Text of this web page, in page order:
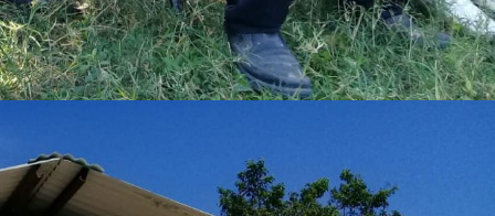
5 agosto 2026 Redacción